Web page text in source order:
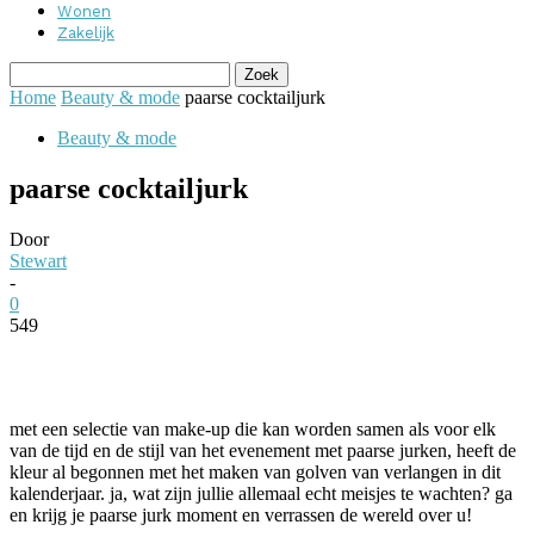
Wonen
Zakelijk
Home Beauty & mode paarse cocktailjurk
Beauty & mode
paarse cocktailjurk
Door
Stewart
-
0
549
met een selectie van make-up die kan worden samen als voor elk
van de tijd en de stijl van het evenement met paarse jurken, heeft de
kleur al begonnen met het maken van golven van verlangen in dit
kalenderjaar. ja, wat zijn jullie allemaal echt meisjes te wachten? ga
en krijg je paarse jurk moment en verrassen de wereld over u!